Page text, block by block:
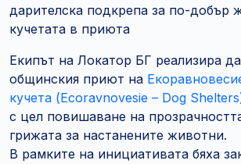
дарителска подкрепа за по-добър
кучетата в приюта
Екипът на Локатор БГ реализира
общинския приют на
кучета (Ecoravnovesie – Dog
с цел повишаване на
грижата за настанените животни.
В рамките на инициативата бяха